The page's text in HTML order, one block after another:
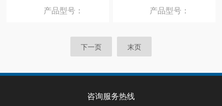
产品型号： 产品型号：
下一页 末页
咨询服务热线